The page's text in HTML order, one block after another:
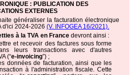
: PUBLICATION DES
EXTERNES
généraliser la facturation électronique
d'ici 2024-2026 (V. INFOGEA 16/2021).
à la TVA en France devront ainsi :
et recevoir des factures sous forme
leurs transactions avec d'autres
(“e-invoicing”) ;
données de facturation, ainsi que les
à l'administration fiscale. Cette